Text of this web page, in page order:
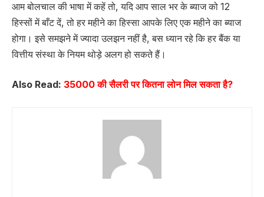
आम बोलचाल की भाषा में कहें तो, यदि आप साल भर के ब्याज को 12
हिस्सों में बाँट दें, तो हर महीने का हिस्सा आपके लिए एक महीने का ब्याज
होगा। इसे समझने में ज्यादा उलझन नहीं है, बस ध्यान रहे कि हर बैंक या
वित्तीय संस्था के नियम थोड़े अलग हो सकते हैं।
Also Read: 35000 की सैलरी पर कितना लोन मिल सकता है?